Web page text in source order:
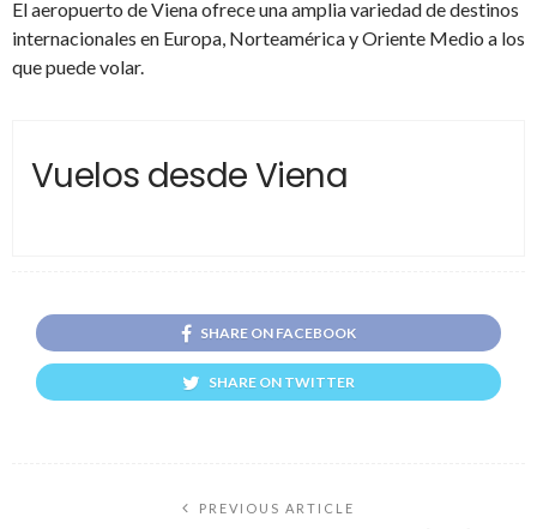
El aeropuerto de Viena ofrece una amplia variedad de destinos
internacionales en Europa, Norteamérica y Oriente Medio a los
que puede volar.
Vuelos desde Viena
SHARE ON FACEBOOK
SHARE ON TWITTER
PREVIOUS ARTICLE